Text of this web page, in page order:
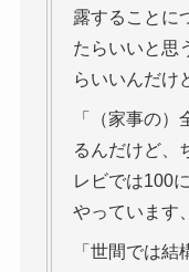
露することに
たらいいと思
らいいんだけ
「（家事の
るんだけど、
レビでは100
やっています
「世間では